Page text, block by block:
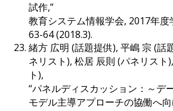
試作,”
教育システム情報学会, 2017年
63-64 (2018.3).
緒方 広明 (話題提供), 平嶋 宗 (話
ネリスト), 松居 辰則 (パネリスト
ト),
“パネルディスカッション：～デ
モデル主導アプローチの協働へ向